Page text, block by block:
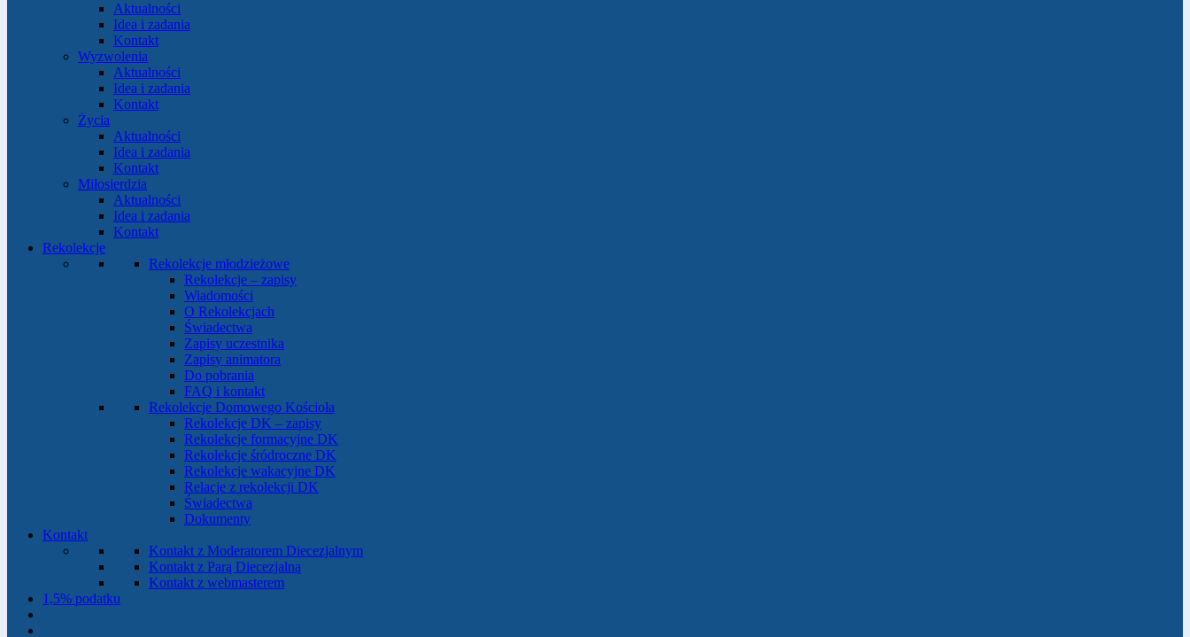
Aktualności
Idea i zadania
Kontakt
Wyzwolenia
Aktualności
Idea i zadania
Kontakt
Życia
Aktualności
Idea i zadania
Kontakt
Miłosierdzia
Aktualności
Idea i zadania
Kontakt
Rekolekcje
Rekolekcje młodzieżowe
Rekolekcje – zapisy
Wiadomości
O Rekolekcjach
Świadectwa
Zapisy uczestnika
Zapisy animatora
Do pobrania
FAQ i kontakt
Rekolekcje Domowego Kościoła
Rekolekcje DK – zapisy
Rekolekcje formacyjne DK
Rekolekcje śródroczne DK
Rekolekcje wakacyjne DK
Relacje z rekolekcji DK
Świadectwa
Dokumenty
Kontakt
Kontakt z Moderatorem Diecezjalnym
Kontakt z Parą Diecezjalną
Kontakt z webmasterem
1,5% podatku